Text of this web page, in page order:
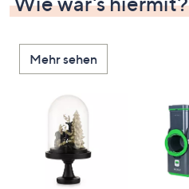
Mehr sehen